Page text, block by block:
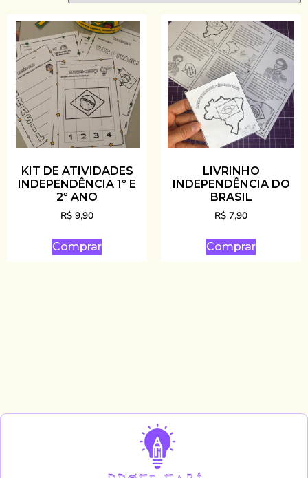
KIT DE ATIVIDADES
INDEPENDÊNCIA 1º E
2º ANO
R$ 9,90
Comprar
LIVRINHO
INDEPENDÊNCIA DO
BRASIL
R$ 7,90
Comprar